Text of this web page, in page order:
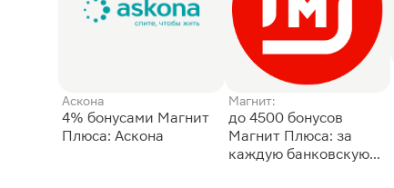
Аскона
4% бонусами Магнит
Плюса: Аскона
Магнит:
до 4500 бонусов
Магнит Плюса: за
каждую банковскую